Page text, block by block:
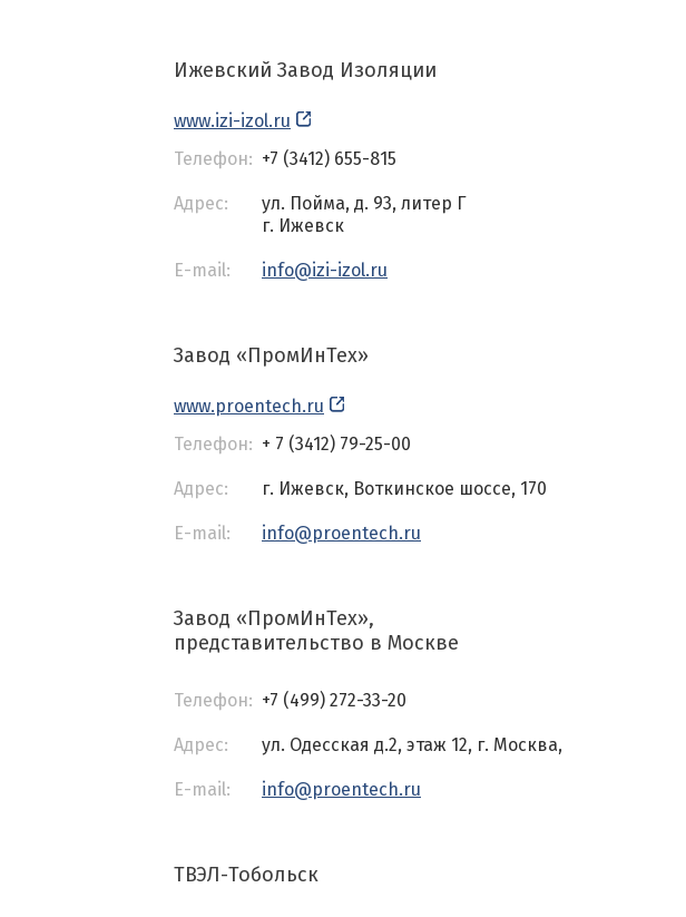
Ижевский Завод Изоляции
www.izi-izol.ru
Телефон: +7 (3412) 655-815
Адрес:
ул. Пойма, д. 93, литер Г
г. Ижевск
E-mail: info@izi-izol.ru
Завод «ПромИнТех»
www.proentech.ru
Телефон: + 7 (3412) 79-25-00
Адрес: г. Ижевск, Воткинское шоссе, 170
E-mail: info@proentech.ru
Завод «ПромИнТех»,
представительство в Москве
Телефон: +7 (499) 272-33-20
Адрес: ул. Одесская д.2, этаж 12, г. Москва,
E-mail: info@proentech.ru
ТВЭЛ-Тобольск